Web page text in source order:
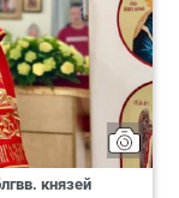
князей